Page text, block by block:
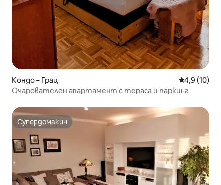
Кондо – Грац Средна
4,9 (10)
Очарователен апартамент с тераса и паркинг
Супердомакин
Супердомакин